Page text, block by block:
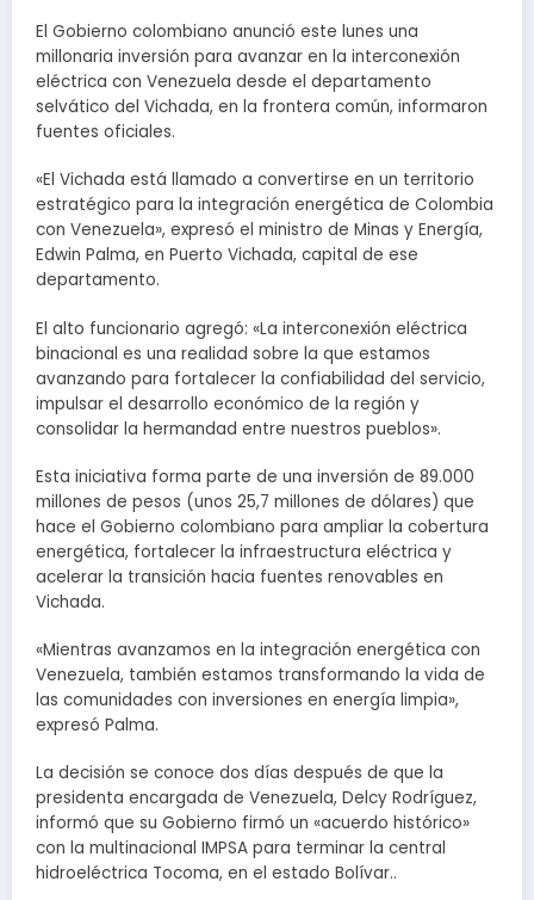
El Gobierno colombiano anunció este lunes una
millonaria inversión para avanzar en la interconexión
eléctrica con Venezuela desde el departamento
selvático del Vichada, en la frontera común, informaron
fuentes oficiales.
«El Vichada está llamado a convertirse en un territorio
estratégico para la integración energética de Colombia
con Venezuela», expresó el ministro de Minas y Energía,
Edwin Palma, en Puerto Vichada, capital de ese
departamento.
El alto funcionario agregó: «La interconexión eléctrica
binacional es una realidad sobre la que estamos
avanzando para fortalecer la confiabilidad del servicio,
impulsar el desarrollo económico de la región y
consolidar la hermandad entre nuestros pueblos».
Esta iniciativa forma parte de una inversión de 89.000
millones de pesos (unos 25,7 millones de dólares) que
hace el Gobierno colombiano para ampliar la cobertura
energética, fortalecer la infraestructura eléctrica y
acelerar la transición hacia fuentes renovables en
Vichada.
«Mientras avanzamos en la integración energética con
Venezuela, también estamos transformando la vida de
las comunidades con inversiones en energía limpia»,
expresó Palma.
La decisión se conoce dos días después de que la
presidenta encargada de Venezuela, Delcy Rodríguez,
informó que su Gobierno firmó un «acuerdo histórico»
con la multinacional IMPSA para terminar la central
hidroeléctrica Tocoma, en el estado Bolívar..